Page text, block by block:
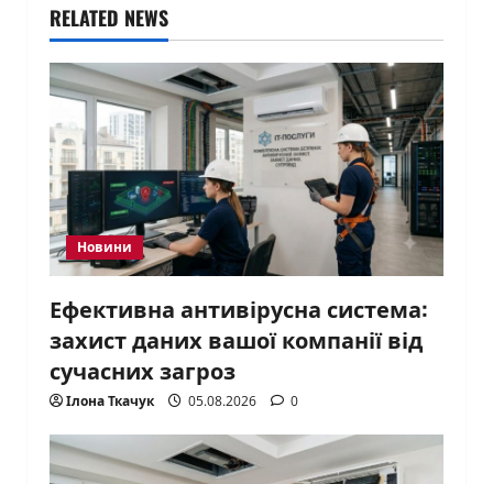
RELATED NEWS
Новини
Ефективна антивірусна система:
захист даних вашої компанії від
сучасних загроз
Ілона Ткачук 05.08.2026 0